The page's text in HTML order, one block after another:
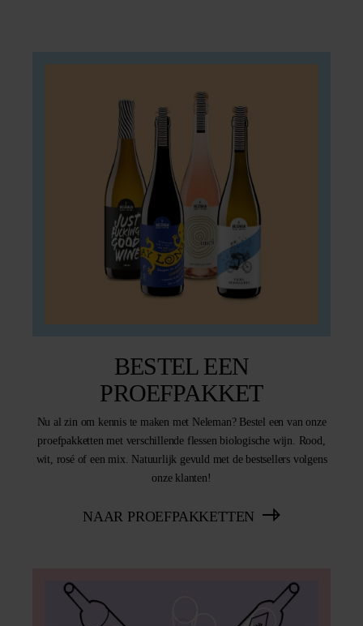
BESTEL EEN
PROEFPAKKET
Nu al zin om kennis te maken met Neleman? Bestel een van onze
proefpakketten met verschillende flessen biologische wijn. Rood,
wit, rosé of een mix. Natuurlijk gevuld met de bestsellers volgens
onze klanten!
NAAR PROEFPAKKETTEN